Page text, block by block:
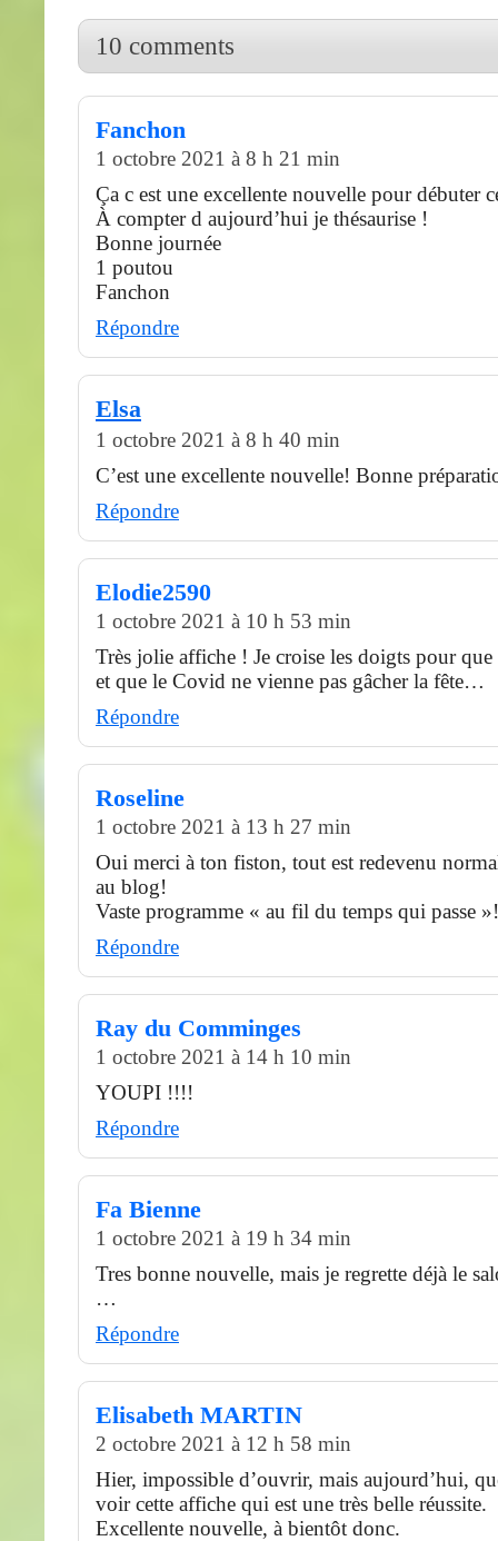
10 comments
Fanchon
1 octobre 2021 à 8 h 21 min
Ça c est une excellente nouvelle pour débuter
À compter d aujourd’hui je thésaurise !
Bonne journée
1 poutou
Fanchon
Répondre
Elsa
1 octobre 2021 à 8 h 40 min
C’est une excellente nouvelle! Bonne
Répondre
Elodie2590
1 octobre 2021 à 10 h 53 min
Très jolie affiche ! Je croise les doigts pour
et que le Covid ne vienne pas gâcher la fête…
Répondre
Roseline
1 octobre 2021 à 13 h 27 min
Oui merci à ton fiston, tout est redevenu
au blog!
Vaste programme « au fil du temps qui passe »!
Répondre
Ray du Comminges
1 octobre 2021 à 14 h 10 min
YOUPI !!!!
Répondre
Fa Bienne
1 octobre 2021 à 19 h 34 min
Tres bonne nouvelle, mais je regrette déjà le
…
Répondre
Elisabeth MARTIN
2 octobre 2021 à 12 h 58 min
Hier, impossible d’ouvrir, mais aujourd’hui,
voir cette affiche qui est une très belle réussite.
Excellente nouvelle, à bientôt donc.